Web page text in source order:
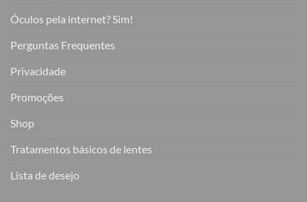
Óculos pela internet? Sim!
Perguntas Frequentes
Privacidade
Promoções
Shop
Tratamentos básicos de lentes
Lista de desejo